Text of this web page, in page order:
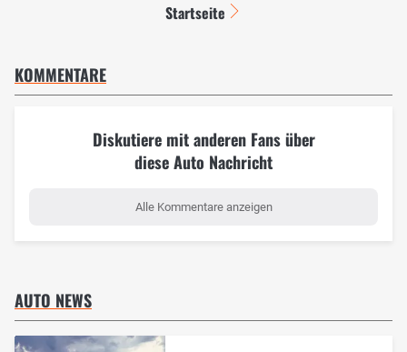
Startseite
KOMMENTARE
Diskutiere mit anderen Fans über
diese Auto Nachricht
Alle Kommentare anzeigen
AUTO NEWS